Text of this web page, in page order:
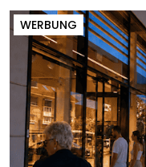
WERBUNG